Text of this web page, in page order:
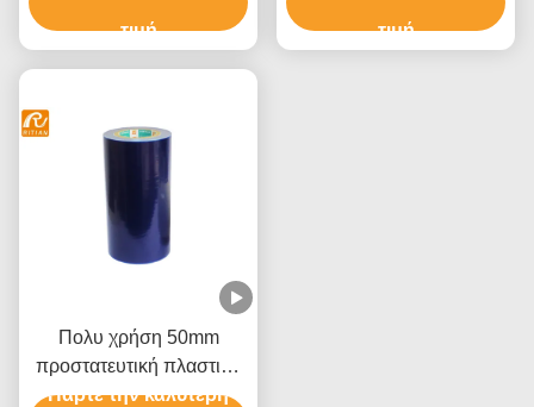
αργιλίου
τιμή τιμή
Πολυ χρήση 50mm
προστατευτική πλαστική
ταινία για το τύλιγμα
Πάρτε την καλύτερη